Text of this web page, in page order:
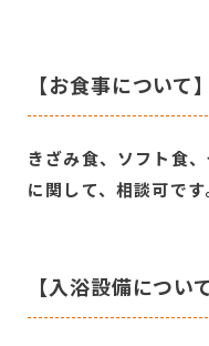
【お食事について】
きざみ食、ソフト食
に関して、相談可です
【入浴設備について